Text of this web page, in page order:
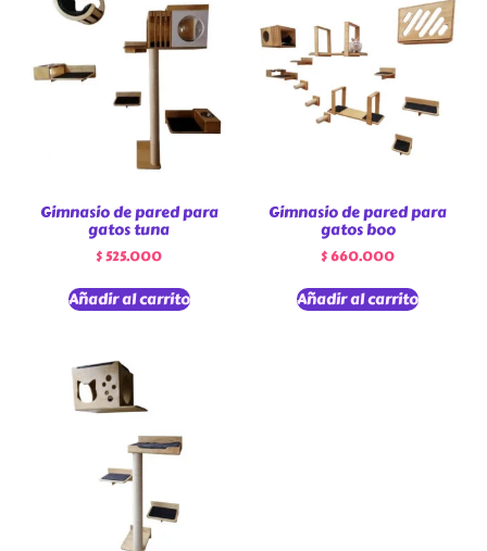
Gimnasio de pared para
gatos tuna
$525.000
Añadir al carrito
Gimnasio de pared para
gatos boo
$660.000
Añadir al carrito